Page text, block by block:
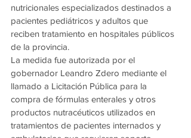
nutricionales especializados destinados a
pacientes pediátricos y adultos que
reciben tratamiento en hospitales públicos
de la provincia.
La medida fue autorizada por el
gobernador Leandro Zdero mediante el
llamado a Licitación Pública para la
compra de fórmulas enterales y otros
productos nutracéuticos utilizados en
tratamientos de pacientes internados y